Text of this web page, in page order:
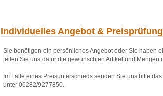
Individuelles Angebot & Preisprüfung
Sie benötigen ein persönliches Angebot oder Sie haben
teilen Sie uns dafür die gewünschten Artikel und Mengen
Im Falle eines Preisunterschieds senden Sie uns bitte
unter 06282/9277850.